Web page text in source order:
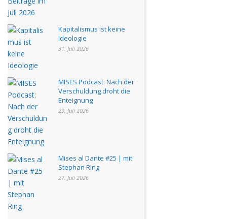
Kapitalismus ist keine
Ideologie
31. Juli 2026
MISES Podcast: Nach der
Verschuldung droht die
Enteignung
29. Juli 2026
Mises al Dante #25 | mit
Stephan Ring
27. Juli 2026